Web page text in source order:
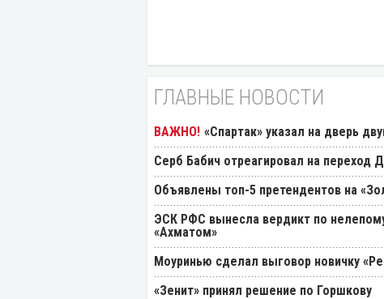
ГЛАВНЫЕ НОВОСТИ
«Спартак» указал на дверь
Серб Бабич отреагировал на переход
Объявлены топ-5 претендентов на
ЭСК РФС вынесла вердикт по
«Ахматом»
Моуринью сделал выговор новичку
«Зенит» принял решение по Горшкову